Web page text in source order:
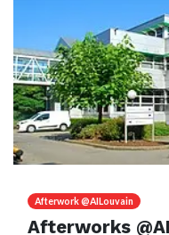
Afterwork @AILouvain
Afterworks